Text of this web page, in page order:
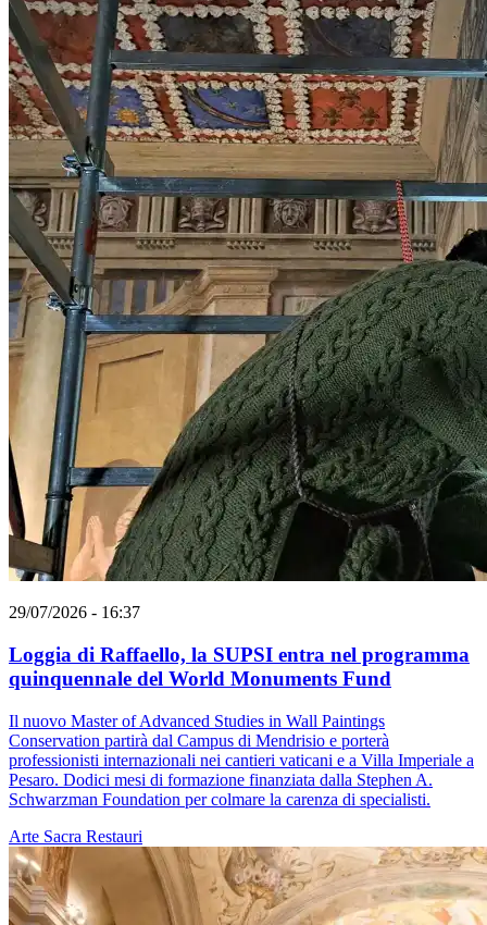
29/07/2026 - 16:37
Loggia di Raffaello, la SUPSI entra nel programma
quinquennale del World Monuments Fund
Il nuovo Master of Advanced Studies in Wall Paintings
Conservation partirà dal Campus di Mendrisio e porterà
professionisti internazionali nei cantieri vaticani e a Villa Imperiale a
Pesaro. Dodici mesi di formazione finanziata dalla Stephen A.
Schwarzman Foundation per colmare la carenza di specialisti.
Arte Sacra Restauri